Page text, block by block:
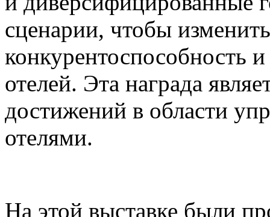
сценарии, чтобы
конкурентоспособность
отелей. Эта награда
достижений в области
отелями.
На этой выставке были